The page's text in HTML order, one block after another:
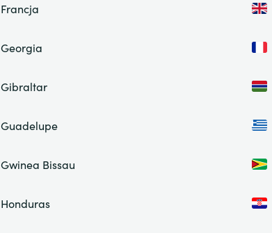
Francja
Georgia
Gibraltar
Guadelupe
Gwinea Bissau
Honduras